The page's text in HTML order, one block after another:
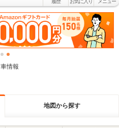
履歴 お気に入り メニュー
情報
地図から探す